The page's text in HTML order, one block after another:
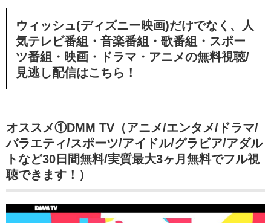
ウィッシュ(ディズニー映画)だけでなく、人
気テレビ番組・音楽番組・歌番組・スポー
ツ番組・映画・ドラマ・アニメの無料視聴/
見逃し配信はこちら！
オススメ①DMM TV（アニメ/エンタメ/ドラマ/
バラエティ/スポーツ/アイドル/グラビア/アダル
トなど30日間無料/実質最大3ヶ月無料でフル視
聴できます！）